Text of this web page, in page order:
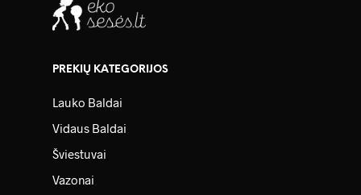
PREKIŲ KATEGORIJOS
Lauko Baldai
Vidaus Baldai
Šviestuvai
Vazonai